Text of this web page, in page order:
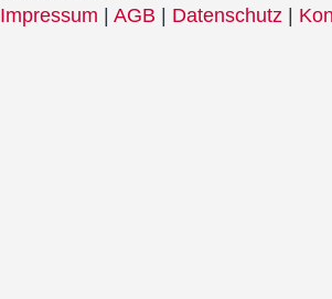
Impressum | AGB | Datenschutz |